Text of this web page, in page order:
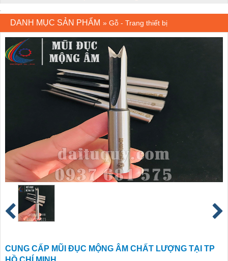
DANH MỤC SẢN PHẨM » Gỗ - Trang thiết bị
CUNG CẤP MŨI ĐỤC MỘNG ÂM CHẤT LƯỢNG TẠI TP